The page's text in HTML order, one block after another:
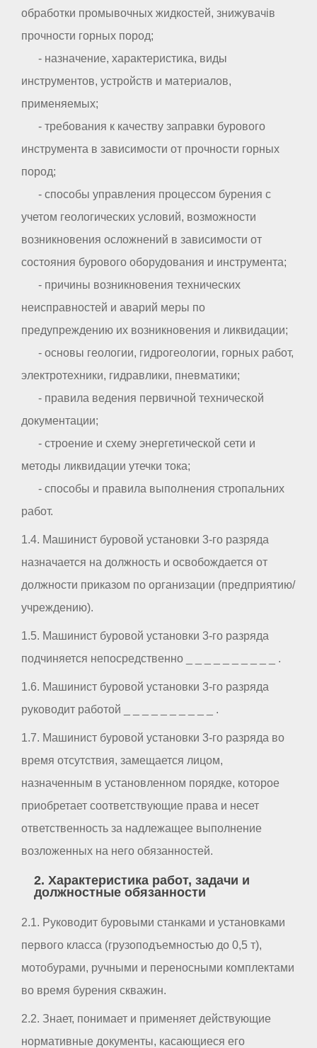
обработки промывочных жидкостей, знижувачів
прочности горных пород;
- назначение, характеристика, виды
инструментов, устройств и материалов,
применяемых;
- требования к качеству заправки бурового
инструмента в зависимости от прочности горных
пород;
- способы управления процессом бурения с
учетом геологических условий, возможности
возникновения осложнений в зависимости от
состояния бурового оборудования и инструмента;
- причины возникновения технических
неисправностей и аварий меры по
предупреждению их возникновения и ликвидации;
- основы геологии, гидрогеологии, горных работ,
электротехники, гидравлики, пневматики;
- правила ведения первичной технической
документации;
- строение и схему энергетической сети и
методы ликвидации утечки тока;
- способы и правила выполнения стропальних
работ.
1.4. Машинист буровой установки 3-го разряда
назначается на должность и освобождается от
должности приказом по организации (предприятию/
учреждению).
1.5. Машинист буровой установки 3-го разряда
подчиняется непосредственно _ _ _ _ _ _ _ _ _ _ .
1.6. Машинист буровой установки 3-го разряда
руководит работой _ _ _ _ _ _ _ _ _ _ .
1.7. Машинист буровой установки 3-го разряда во
время отсутствия, замещается лицом,
назначенным в установленном порядке, которое
приобретает соответствующие права и несет
ответственность за надлежащее выполнение
возложенных на него обязанностей.
2. Характеристика работ, задачи и
должностные обязанности
2.1. Руководит буровыми станками и установками
первого класса (грузоподъемностью до 0,5 т),
мотобурами, ручными и переносными комплектами
во время бурения скважин.
2.2. Знает, понимает и применяет действующие
нормативные документы, касающиеся его